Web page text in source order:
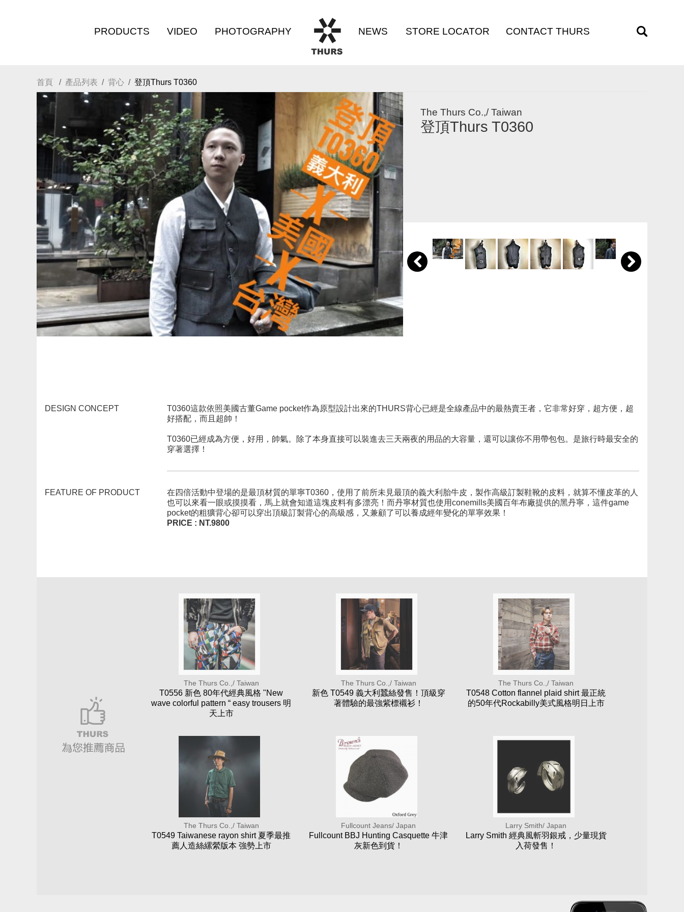
PRODUCTS
全部商品
VIDEO
影片專區
PHOTOGRAPHY NEWS STORE LOCATOR CONTACT THURS
首頁 產品列表 背心 登頂Thurs T0360
The Thurs Co.,/ Taiwan
登頂Thurs T0360
DESIGN CONCEPT
T0360這款依照美國古董Game pocket作為原型設計出來的THURS背心已經是全線產品中的最熱賣王者，它非常好穿，超方便，超
好搭配，而且超帥！
T0360已經成為方便，好用，帥氣。除了本身直接可以裝進去三天兩夜的用品的大容量，還可以讓你不用帶包包。是旅行時最安全的
穿著選擇！
FEATURE OF PRODUCT
在四倍活動中登場的是最頂材質的單寧T0360，使用了前所未見最頂的義大利胎牛皮，製作高級訂製鞋靴的皮料，就算不懂皮革的人
也可以來看一眼或摸摸看，馬上就會知道這塊皮料有多漂亮！而丹寧材質也使用conemills美國百年布廠提供的黑丹寧，這件game
pocket的粗獷背心卻可以穿出頂級訂製背心的高級感，又兼顧了可以養成經年變化的單寧效果！
PRICE : NT.9800
The Thurs Co.,/ Taiwan
T0556 新色 80年代經典風格 "New
wave colorful pattern “ easy trousers 明
天上市
The Thurs Co.,/ Taiwan
新色 T0549 義大利蠶絲發售！頂級穿
著體驗的最強紫標襯衫！
The Thurs Co.,/ Taiwan
T0548 Cotton flannel plaid shirt 最正統
的50年代Rockabilly美式風格明日上市
The Thurs Co.,/ Taiwan
T0549 Taiwanese rayon shirt 夏季最推
薦人造絲縲縈版本 強勢上市
Fullcount Jeans/ Japan
Fullcount BBJ Hunting Casquette 牛津
灰新色到貨！
Larry Smith/ Japan
Larry Smith 經典風斬羽銀戒，少量現貨
入荷發售！